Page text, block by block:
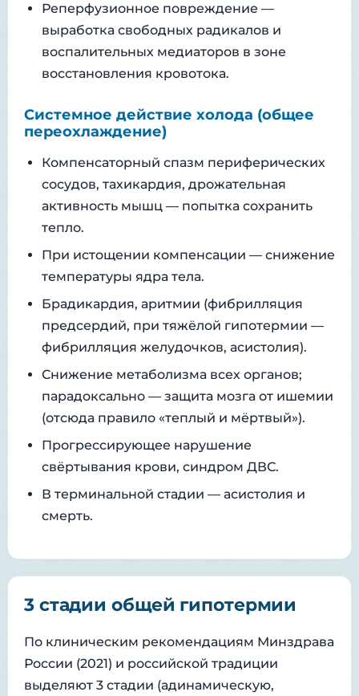
Реперфузионное повреждение —
выработка свободных радикалов и
воспалительных медиаторов в зоне
восстановления кровотока.
Системное действие холода (общее
переохлаждение)
Компенсаторный спазм периферических
сосудов, тахикардия, дрожательная
активность мышц — попытка сохранить
тепло.
При истощении компенсации — снижение
температуры ядра тела.
Брадикардия, аритмии (фибрилляция
предсердий, при тяжёлой гипотермии —
фибрилляция желудочков, асистолия).
Снижение метаболизма всех органов;
парадоксально — защита мозга от ишемии
(отсюда правило «теплый и мёртвый»).
Прогрессирующее нарушение
свёртывания крови, синдром ДВС.
В терминальной стадии — асистолия и
смерть.
3 стадии общей гипотермии
По клиническим рекомендациям Минздрава
России (2021) и российской традиции
выделяют 3 стадии (адинамическую,